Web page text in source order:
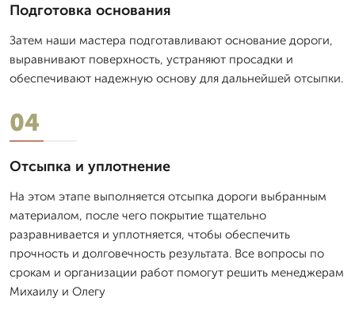
Подготовка основания
Затем наши мастера подготавливают основание дороги,
выравнивают поверхность, устраняют просадки и
обеспечивают надежную основу для дальнейшей отсыпки.
04
Отсыпка и уплотнение
На этом этапе выполняется отсыпка дороги выбранным
материалом, после чего покрытие тщательно
разравнивается и уплотняется, чтобы обеспечить
прочность и долговечность результата. Все вопросы по
срокам и организации работ помогут решить менеджерам
Михаилу и Олегу